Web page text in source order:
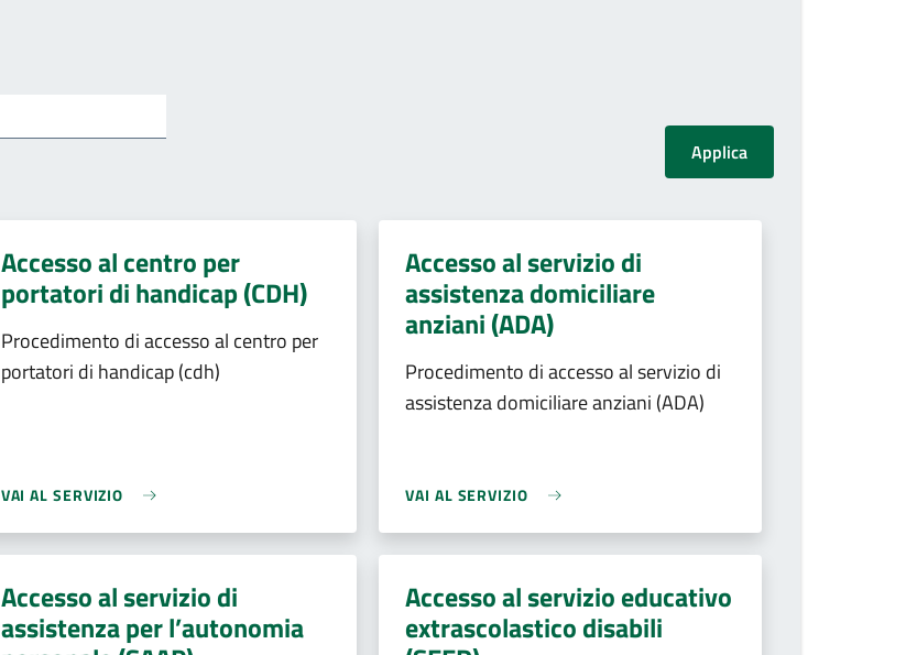
Accesso al centro per
portatori di handicap (CDH)
Procedimento di accesso al centro per
portatori di handicap (cdh)
VAI AL SERVIZIO
Accesso al servizio di
assistenza domiciliare
anziani (ADA)
Procedimento di accesso al servizio di
assistenza domiciliare anziani (ADA)
VAI AL SERVIZIO
Accesso al servizio di
assistenza per l’autonomia
Accesso al servizio educativo
extrascolastico disabili